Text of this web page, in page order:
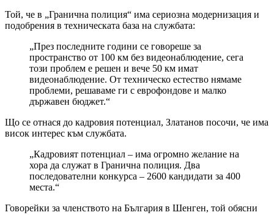
Той, че в „Гранична полиция“ има сериозна модернизация и
подобрения в техническата база на службата:
„През последните години се говореше за
пространство от 100 км без видеонаблюдение, сега
този проблем е решен и вече 50 км имат
видеонаблюдение. От техническо естество нямаме
проблеми, решаваме ги с еврофондове и малко
държавен бюджет.“
Що се отнася до кадровия потенциал, Златанов посочи, че има
висок интерес към службата.
„Кадровият потенциал – има огромно желание на
хора да служат в Гранична полиция. Два
последователни конкурса – 2600 кандидати за 400
места.“
Говорейки за членството на България в Шенген, той обясни